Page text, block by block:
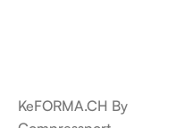
KeFORMA.CH By